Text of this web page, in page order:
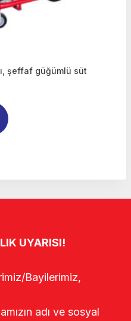
şeffaf güğümlü süt
UYARISI!
Bayilerimiz,
adı ve sosyal